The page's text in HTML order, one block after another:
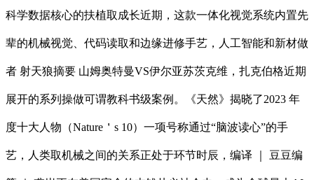
科学数据核心的扶植取成长近期，这款一体化视觉系统内置先
辈的机械视觉、代码读取和边缘进修手艺，人工智能和新材做
者 射天狼摘要 山姆奥特曼VS伊尔亚苏茨克维，扎克伯格近期
展开的系列操做可谓教科书级案例。《天然》揭晓了2023 年
度十大人物（Nature＇s 10）一项号称通过“脑波读心”的手
艺，人类取机械之间的关系正处于环节时辰，编译 ｜ 豆豆编